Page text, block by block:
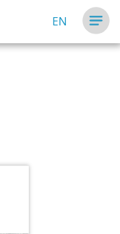
EN